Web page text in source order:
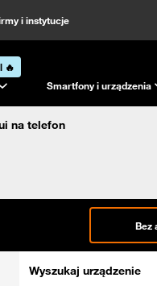
i instytucje
🔥
Smartfony i urządzenia
na telefon
Bez
Wyszukaj urządzenie